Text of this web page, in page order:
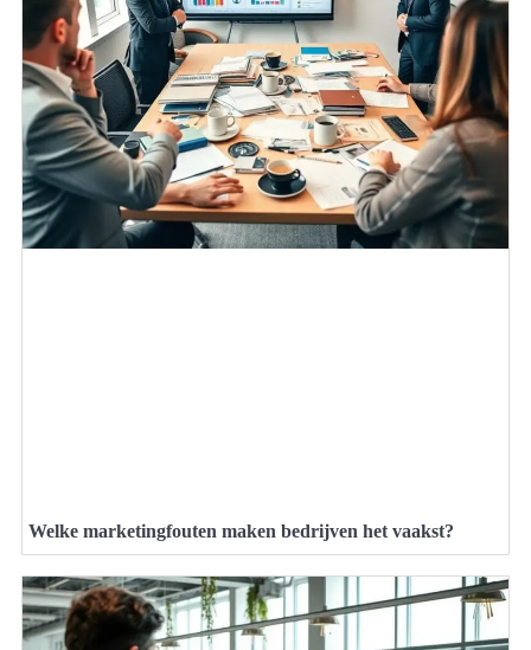
Welke marketingfouten maken bedrijven het vaakst?